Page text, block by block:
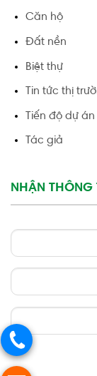
Căn hộ
Đất nền
Biệt thự
Tin tức thị
Tiến độ dự án
Tác giả
NHẬN THÔNG